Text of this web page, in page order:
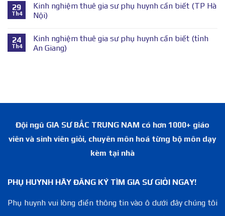
29
Th4
Kinh nghiệm thuê gia sư phụ huynh cần biết (TP Hà
Nội)
24
Th4
Kinh nghiệm thuê gia sư phụ huynh cần biết (tỉnh
An Giang)
Đội ngũ GIA SƯ BẮC TRUNG NAM có hơn 1000+ giáo
viên và sinh viên giỏi, chuyên môn hoá từng bộ môn dạy
kèm tại nhà
PHỤ HUYNH HÃY ĐĂNG KÝ TÌM GIA SƯ GIỎI NGAY!
Phụ huynh vui lòng điền thông tin vào ô dưới đây chúng tôi